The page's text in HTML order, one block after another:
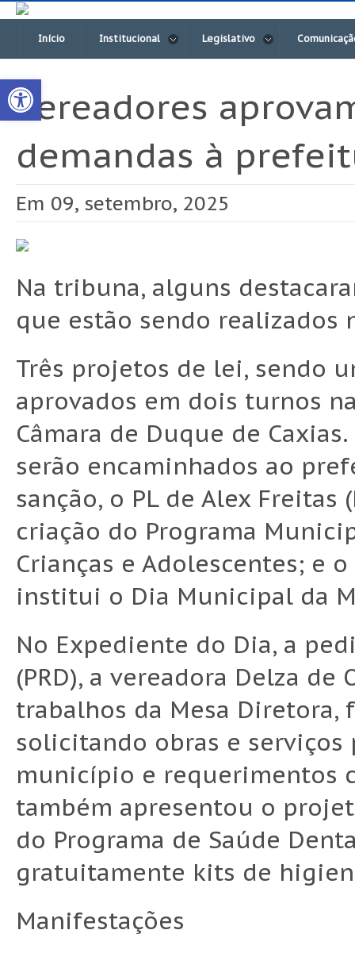
Open toolbar
Início Institucional Legislativo
Vereadores
demandas à
Em 09, setembro, 2025
Na tribuna, alguns
que estão sendo realizados
Três projetos de lei, sendo
aprovados em dois turnos
Câmara de Duque de
serão encaminhados ao
sanção, o PL de Alex
criação do Programa
Crianças e Adolescentes; e
institui o Dia Municipal da
No Expediente do Dia, a
(PRD), a vereadora Delza
trabalhos da Mesa
solicitando obras e
município e requerimentos
também apresentou o
do Programa de Saúde
gratuitamente kits de
Manifestações